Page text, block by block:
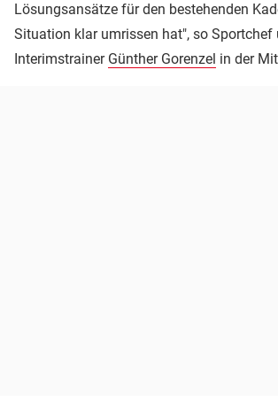
Lösungsansätze für den bestehenden
Situation klar umrissen hat", so Sportchef
Interimstrainer Günther Gorenzel in der